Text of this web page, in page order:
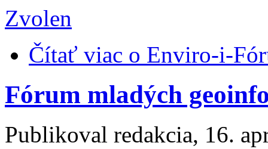
Zvolen
Čítať viac o Enviro-i-
Fórum mladých
Publikoval redakcia, 16.